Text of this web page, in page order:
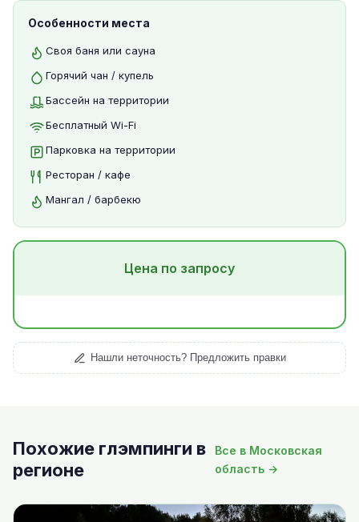
Особенности места
Своя баня или сауна
Горячий чан / купель
Бассейн на территории
Бесплатный Wi-Fi
Парковка на территории
Ресторан / кафе
Мангал / барбекю
Цена по запросу
Нашли неточность? Предложить правки
Похожие глэмпинги в
регионе
Все в Московская
область →